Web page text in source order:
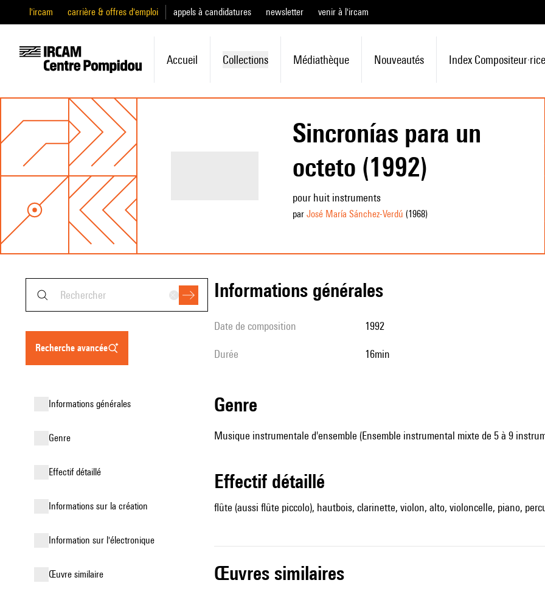
l'ircam carrière & offres d'emploi appels à candidatures newsletter venir à l'ircam
Accueil Collections Médiathèque Nouveautés Index Compositeur·rice
Sincronías para un
octeto (1992)
pour huit instruments
par José María Sánchez-Verdú (1968)
recherche avancée
informations générales
genre
effectif détaillé
informations sur la création
Information sur l'électronique
œuvre similaire
informations générales
date de composition 1992
durée 16min
genre
Musique instrumentale d'ensemble (Ensemble instrumental mixte de 5 à 9
effectif détaillé
flûte (aussi flûte piccolo), hautbois, clarinette, violon, alto, violoncelle, piano,
œuvres similaires